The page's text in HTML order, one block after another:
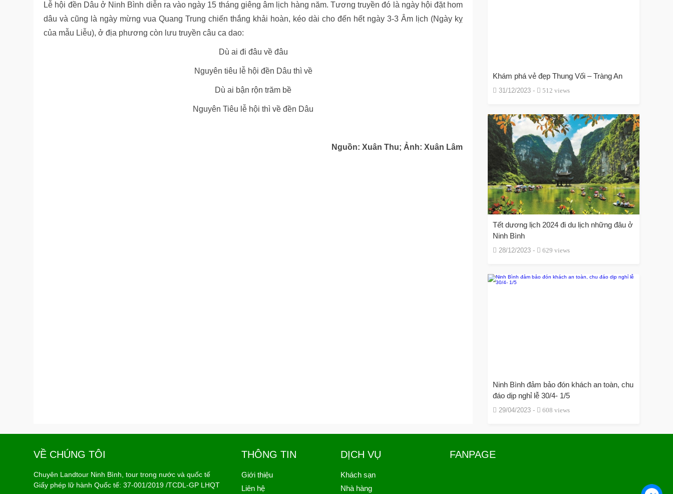
Lễ hội đền Dâu ở Ninh Bình diễn ra vào ngày 15 tháng giêng âm lịch hàng năm. Tương truyền đó là ngày hội đặt hom
dâu và cũng là ngày mừng vua Quang Trung chiến thắng khải hoàn, kéo dài cho đến hết ngày 3-3 Âm lịch (Ngày kỵ
của mẫu Liễu), ở địa phương còn lưu truyền câu ca dao:
Dù ai đi đâu về đâu
Nguyên tiêu lễ hội đền Dâu thì về
Dù ai bận rộn trăm bề
Nguyên Tiêu lễ hội thì về đền Dâu
Nguồn: Xuân Thu; Ảnh: Xuân Lâm
Khám phá vẻ đẹp Thung Vối – Tràng An
31/12/2023 - 512 views
Tết dương lịch 2024 đi du lịch những đâu ở
Ninh Bình
28/12/2023 - 629 views
Ninh Bình đảm bảo đón khách an toàn, chu
đáo dịp nghỉ lễ 30/4- 1/5
29/04/2023 - 608 views
VỀ CHÚNG TÔI
Chuyên Landtour Ninh Bình, tour trong nước và quốc tế
Giấy phép lữ hành Quốc tế: 37-001/2019 /TCDL-GP LHQT
THÔNG TIN
Giới thiệu
Liên hệ
DỊCH VỤ
Khách sạn
Nhà hàng
FANPAGE